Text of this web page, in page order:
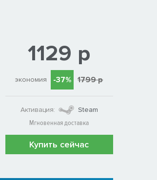
1129 р
экономия -37% 1799 р
Активация:
Steam
Мгновенная доставка
Купить сейчас